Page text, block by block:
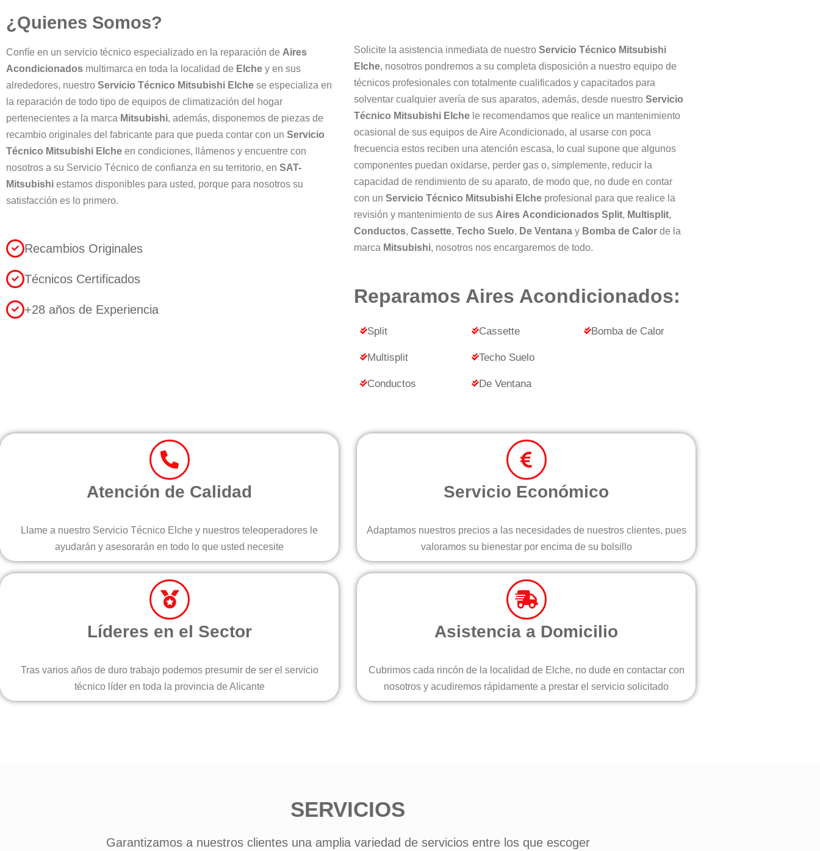
¿Quienes Somos?
Confíe en un servicio técnico especializado en la reparación de Aires
Acondicionados multimarca en toda la localidad de Elche y en sus
alrededores, nuestro Servicio Técnico Mitsubishi Elche se especializa en
la reparación de todo tipo de equipos de climatización del hogar
pertenecientes a la marca Mitsubishi, además, disponemos de piezas de
recambio originales del fabricante para que pueda contar con un Servicio
Técnico Mitsubishi Elche en condiciones, llámenos y encuentre con
nosotros a su Servicio Técnico de confianza en su territorio, en SAT-
Mitsubishi estamos disponibles para usted, porque para nosotros su
satisfacción es lo primero.
Recambios Originales
Técnicos Certificados
+28 años de Experiencia
Solicite la asistencia inmediata de nuestro Servicio Técnico Mitsubishi
Elche, nosotros pondremos a su completa disposición a nuestro equipo de
técnicos profesionales con totalmente cualificados y capacitados para
solventar cualquier avería de sus aparatos, además, desde nuestro Servicio
Técnico Mitsubishi Elche le recomendamos que realice un mantenimiento
ocasional de sus equipos de Aire Acondicionado, al usarse con poca
frecuencia estos reciben una atención escasa, lo cual supone que algunos
componentes puedan oxidarse, perder gas o, simplemente, reducir la
capacidad de rendimiento de su aparato, de modo que, no dude en contar
con un Servicio Técnico Mitsubishi Elche profesional para que realice la
revisión y mantenimiento de sus Aires Acondicionados Split, Multisplit,
Conductos, Cassette, Techo Suelo, De Ventana y Bomba de Calor de la
marca Mitsubishi, nosotros nos encargaremos de todo.
Reparamos Aires Acondicionados:
Split
Multisplit
Conductos
Cassette
Techo Suelo
De Ventana
Bomba de Calor
Atención de Calidad
Llame a nuestro Servicio Técnico Elche y nuestros teleoperadores le
ayudarán y asesorarán en todo lo que usted necesite
Servicio Económico
Adaptamos nuestros precios a las necesidades de nuestros clientes, pues
valoramos su bienestar por encima de su bolsillo
Líderes en el Sector
Tras varios años de duro trabajo podemos presumir de ser el servicio
técnico líder en toda la provincia de Alicante
Asistencia a Domicilio
Cubrimos cada rincón de la localidad de Elche, no dude en contactar con
nosotros y acudiremos rápidamente a prestar el servicio solicitado
SERVICIOS
Garantizamos a nuestros clientes una amplia variedad de servicios entre los que escoger